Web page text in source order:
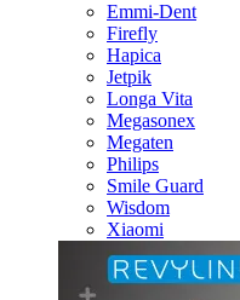
Emmi-Dent
Firefly
Hapica
Jetpik
Longa Vita
Megasonex
Megaten
Philips
Smile Guard
Wisdom
Xiaomi